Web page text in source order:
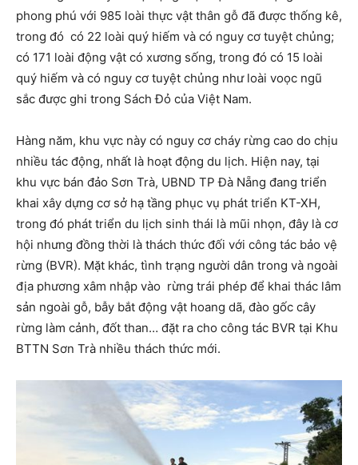
phong phú với 985 loài thực vật thân gỗ đã được thống kê,
trong đó có 22 loài quý hiếm và có nguy cơ tuyệt chủng;
có 171 loài động vật có xương sống, trong đó có 15 loài
quý hiếm và có nguy cơ tuyệt chủng như loài voọc ngũ
sắc được ghi trong Sách Đỏ của Việt Nam.
Hàng năm, khu vực này có nguy cơ cháy rừng cao do chịu
nhiều tác động, nhất là hoạt động du lịch. Hiện nay, tại
khu vực bán đảo Sơn Trà, UBND TP Đà Nẵng đang triển
khai xây dựng cơ sở hạ tầng phục vụ phát triển KT-XH,
trong đó phát triển du lịch sinh thái là mũi nhọn, đây là cơ
hội nhưng đồng thời là thách thức đối với công tác bảo vệ
rừng (BVR). Mặt khác, tình trạng người dân trong và ngoài
địa phương xâm nhập vào rừng trái phép để khai thác lâm
sản ngoài gỗ, bẫy bắt động vật hoang dã, đào gốc cây
rừng làm cảnh, đốt than… đặt ra cho công tác BVR tại Khu
BTTN Sơn Trà nhiều thách thức mới.